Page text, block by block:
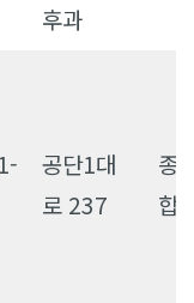
후과
공단1대
로 237
종
합